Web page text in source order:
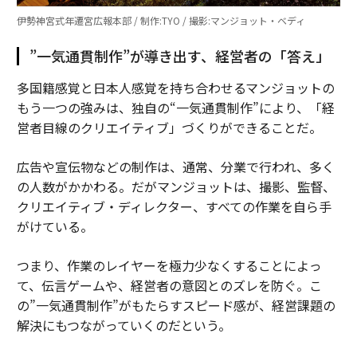
伊勢神宮式年遷宮広報本部 / 制作:TYO / 撮影:マンジョット・ベディ
”一気通貫制作”が導き出す、経営者の「答え」
多国籍感覚と日本人感覚を持ち合わせるマンジョットの
もう一つの強みは、独自の“一気通貫制作”により、「経
営者目線のクリエイティブ」づくりができることだ。
広告や宣伝物などの制作は、通常、分業で行われ、多く
の人数がかかわる。だがマンジョットは、撮影、監督、
クリエイティブ・ディレクター、すべての作業を自ら手
がけている。
つまり、作業のレイヤーを極力少なくすることによっ
て、伝言ゲームや、経営者の意図とのズレを防ぐ。こ
の”一気通貫制作”がもたらすスピード感が、経営課題の
解決にもつながっていくのだという。